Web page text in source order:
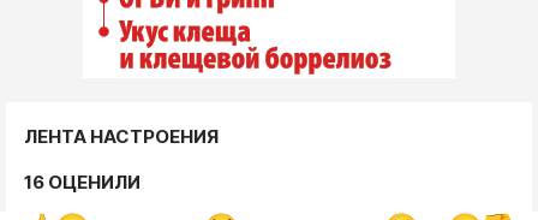
ЛЕНТА НАСТРОЕНИЯ
16 ОЦЕНИЛИ